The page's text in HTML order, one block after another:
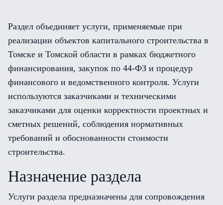
Раздел объединяет услуги, применяемые при
реализации объектов капитального строительства в
Томске и Томской области в рамках бюджетного
финансирования, закупок по 44-ФЗ и процедур
финансового и ведомственного контроля. Услуги
используются заказчиками и техническими
заказчиками для оценки корректности проектных и
сметных решений, соблюдения нормативных
требований и обоснованности стоимости
строительства.
Назначение раздела
Услуги раздела предназначены для сопровождения